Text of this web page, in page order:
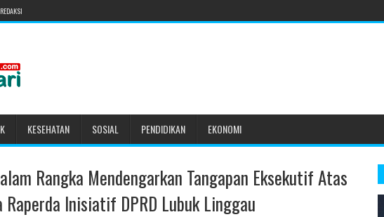
KESEHATAN SOSIAL PENDIDIKAN EKONOMI
Rangka Mendengarkan Tangapan Eksekutif Atas
Raperda Inisiatif DPRD Lubuk Linggau